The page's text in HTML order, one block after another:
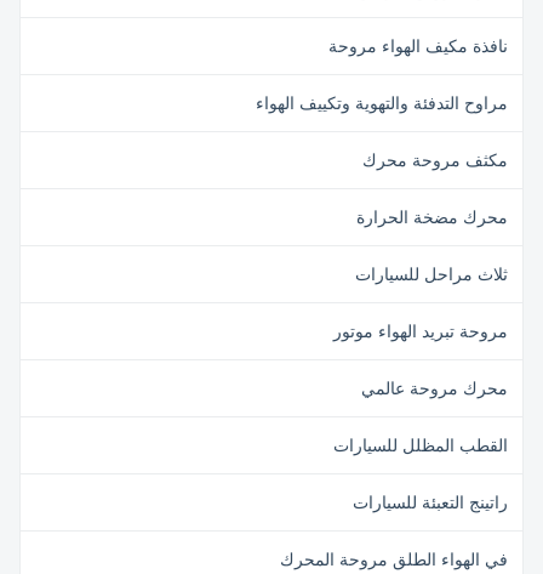
نافذة مكيف الهواء مروحة
مراوح التدفئة والتهوية وتكييف الهواء
مكثف مروحة محرك
محرك مضخة الحرارة
ثلاث مراحل للسيارات
مروحة تبريد الهواء موتور
محرك مروحة عالمي
القطب المظلل للسيارات
راتينج التعبئة للسيارات
في الهواء الطلق مروحة المحرك